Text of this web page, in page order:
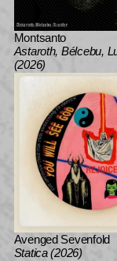
Montsanto
Astaroth, Bélcebu,
(2026)
Avenged Sevenfold
Statica (2026)